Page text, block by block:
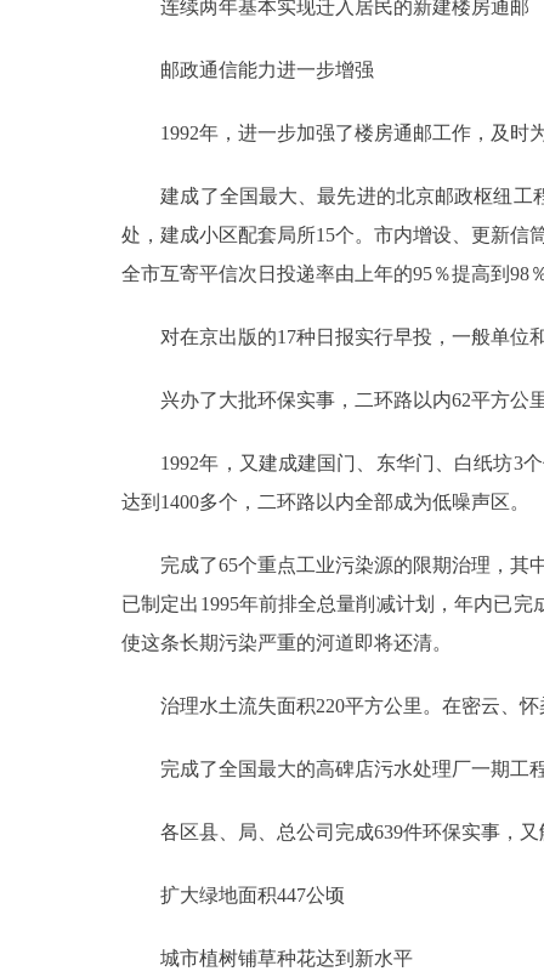
连续两年基本实现迁入居民的新建楼房通邮
邮政通信能力进一步增强
1992年，进一步加强了楼房通邮工作，及时
建成了全国最大、最先进的北京邮政枢纽工
处，建成小区配套局所15个。市内增设、更新信
全市互寄平信次日投递率由上年的95％提高到98
对在京出版的17种日报实行早投，一般单位
兴办了大批环保实事，二环路以内62平方公
1992年，又建成建国门、东华门、白纸坊3个
达到1400多个，二环路以内全部成为低噪声区。
完成了65个重点工业污染源的限期治理，其中
已制定出1995年前排全总量削减计划，年内已
使这条长期污染严重的河道即将还清。
治理水土流失面积220平方公里。在密云、怀
完成了全国最大的高碑店污水处理厂一期工
各区县、局、总公司完成639件环保实事，又
扩大绿地面积447公顷
城市植树铺草种花达到新水平